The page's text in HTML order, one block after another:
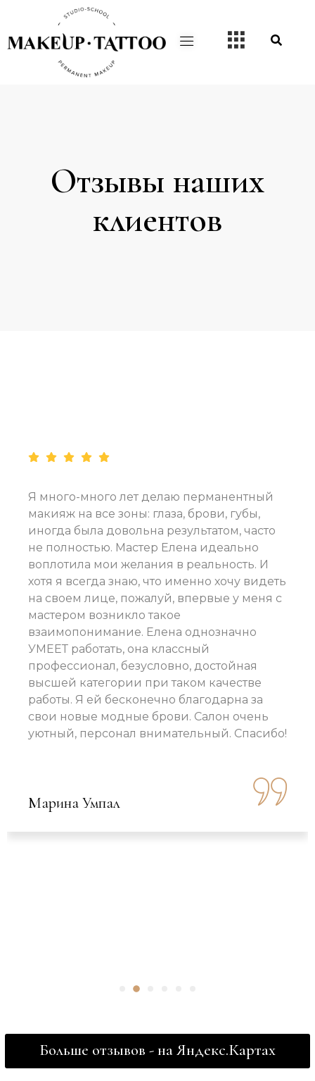
Отзывы наших
клиентов
Я много-много лет делаю перманентный
макияж на все зоны: глаза, брови, губы,
иногда была довольна результатом, часто
не полностью. Мастер Елена идеально
воплотила мои желания в реальность. И
хотя я всегда знаю, что именно хочу видеть
на своем лице, пожалуй, впервые у меня с
мастером возникло такое
взаимопонимание. Елена однозначно
УМЕЕТ работать, она классный
профессионал, безусловно, достойная
высшей категории при таком качестве
работы. Я ей бесконечно благодарна за
свои новые модные брови. Салон очень
уютный, персонал внимательный. Спасибо!
Марина Умпал
Больше отзывов - на Яндекс.Картах